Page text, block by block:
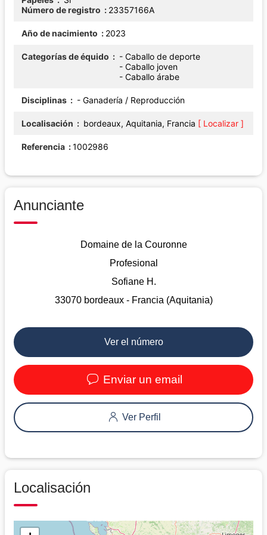
Número de registro
23357166A
Año de nacimiento 2023
Categorías de équido
- Caballo de deporte
- Caballo joven
- Caballo árabe
Disciplinas - Ganadería / Reproducción
Localisación bordeaux, Aquitania, Francia [ Localizar ]
Referencia 1002986
Anunciante
Domaine de la Couronne
Profesional
Sofiane H.
33070 bordeaux - Francia (Aquitania)
Ver el número
Enviar un email
Ver Perfil
Localisación